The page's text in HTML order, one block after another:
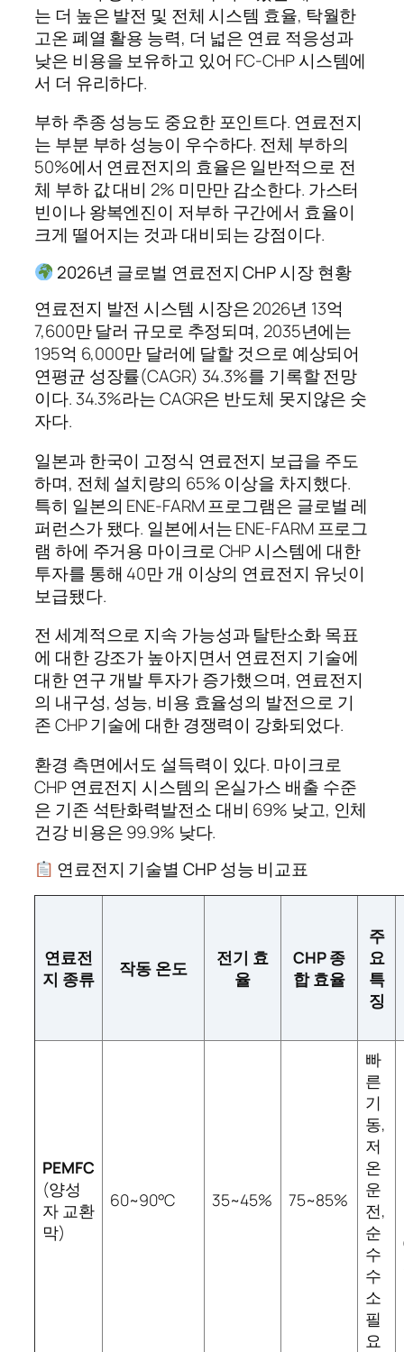
는 더 높은 발전 및 전체 시스템 효율, 탁월한
고온 폐열 활용 능력, 더 넓은 연료 적응성과
낮은 비용을 보유하고 있어 FC-CHP 시스템에
서 더 유리하다.
부하 추종 성능도 중요한 포인트다. 연료전지
는 부분 부하 성능이 우수하다. 전체 부하의
50%에서 연료전지의 효율은 일반적으로 전
체 부하 값 대비 2% 미만만 감소한다. 가스터
빈이나 왕복엔진이 저부하 구간에서 효율이
크게 떨어지는 것과 대비되는 강점이다.
2026년 글로벌 연료전지 CHP 시장 현황
연료전지 발전 시스템 시장은 2026년 13억
7,600만 달러 규모로 추정되며, 2035년에는
195억 6,000만 달러에 달할 것으로 예상되어
연평균 성장률(CAGR) 34.3%를 기록할 전망
이다. 34.3%라는 CAGR은 반도체 못지않은 숫
자다.
일본과 한국이 고정식 연료전지 보급을 주도
하며, 전체 설치량의 65% 이상을 차지했다.
특히 일본의 ENE-FARM 프로그램은 글로벌 레
퍼런스가 됐다. 일본에서는 ENE-FARM 프로그
램 하에 주거용 마이크로 CHP 시스템에 대한
투자를 통해 40만 개 이상의 연료전지 유닛이
보급됐다.
전 세계적으로 지속 가능성과 탈탄소화 목표
에 대한 강조가 높아지면서 연료전지 기술에
대한 연구 개발 투자가 증가했으며, 연료전지
의 내구성, 성능, 비용 효율성의 발전으로 기
존 CHP 기술에 대한 경쟁력이 강화되었다.
환경 측면에서도 설득력이 있다. 마이크로
CHP 연료전지 시스템의 온실가스 배출 수준
은 기존 석탄화력발전소 대비 69% 낮고, 인체
건강 비용은 99.9% 낮다.
연료전지 기술별 CHP 성능 비교표
연료전
지 종류
작동 온도
전기 효
율
CHP 종
합 효율
주
요
특
징
PEMFC
(양성
자 교환
막)
60~90°C 35~45% 75~85%
빠
른
기
동,
저
온
운
전,
순
수
수
소
필
요